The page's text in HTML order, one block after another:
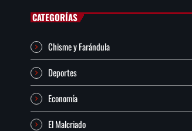
CATEGORÍAS
Chisme y Farándula
Deportes
Economía
El Malcriado